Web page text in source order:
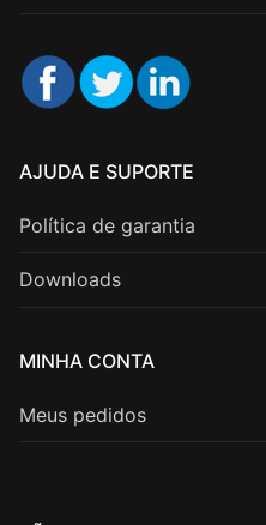
AJUDA E SUPORTE
Política de garantia
Downloads
MINHA CONTA
Meus pedidos